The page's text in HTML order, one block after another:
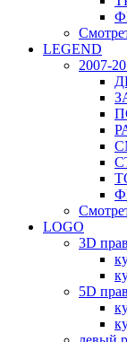
LEGEND
2007-
LOGO
3D
5D